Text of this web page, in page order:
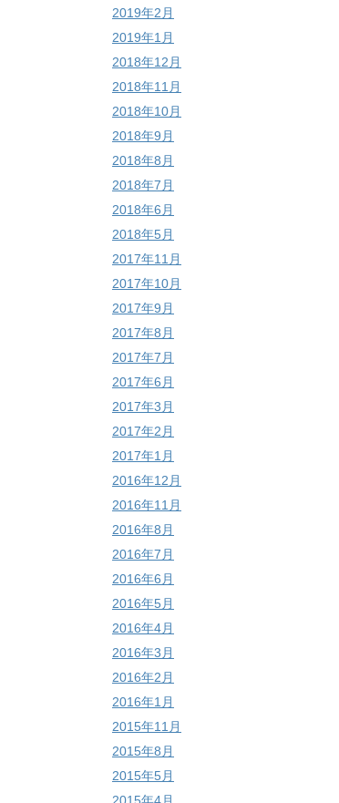
2019年2月
2019年1月
2018年12月
2018年11月
2018年10月
2018年9月
2018年8月
2018年7月
2018年6月
2018年5月
2017年11月
2017年10月
2017年9月
2017年8月
2017年7月
2017年6月
2017年3月
2017年2月
2017年1月
2016年12月
2016年11月
2016年8月
2016年7月
2016年6月
2016年5月
2016年4月
2016年3月
2016年2月
2016年1月
2015年11月
2015年8月
2015年5月